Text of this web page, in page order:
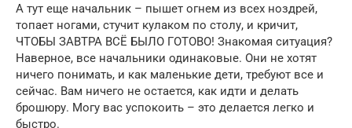
А тут еще начальник – пышет огнем из всех ноздрей,
топает ногами, стучит кулаком по столу, и кричит,
ЧТОБЫ ЗАВТРА ВСЁ БЫЛО ГОТОВО! Знакомая ситуация?
Наверное, все начальники одинаковые. Они не хотят
ничего понимать, и как маленькие дети, требуют все и
сейчас. Вам ничего не остается, как идти и делать
брошюру. Могу вас успокоить – это делается легко и
быстро.